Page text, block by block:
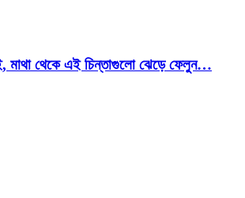
মাথা থেকে এই চিন্তাগুলো ঝেড়ে ফেলুন…